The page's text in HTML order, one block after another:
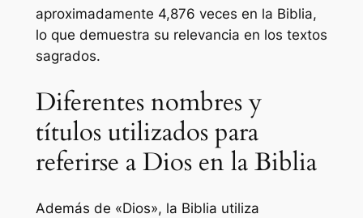
aproximadamente 4,876 veces en la Biblia,
lo que demuestra su relevancia en los textos
sagrados.
Diferentes nombres y
títulos utilizados para
referirse a Dios en la Biblia
Además de «Dios», la Biblia utiliza